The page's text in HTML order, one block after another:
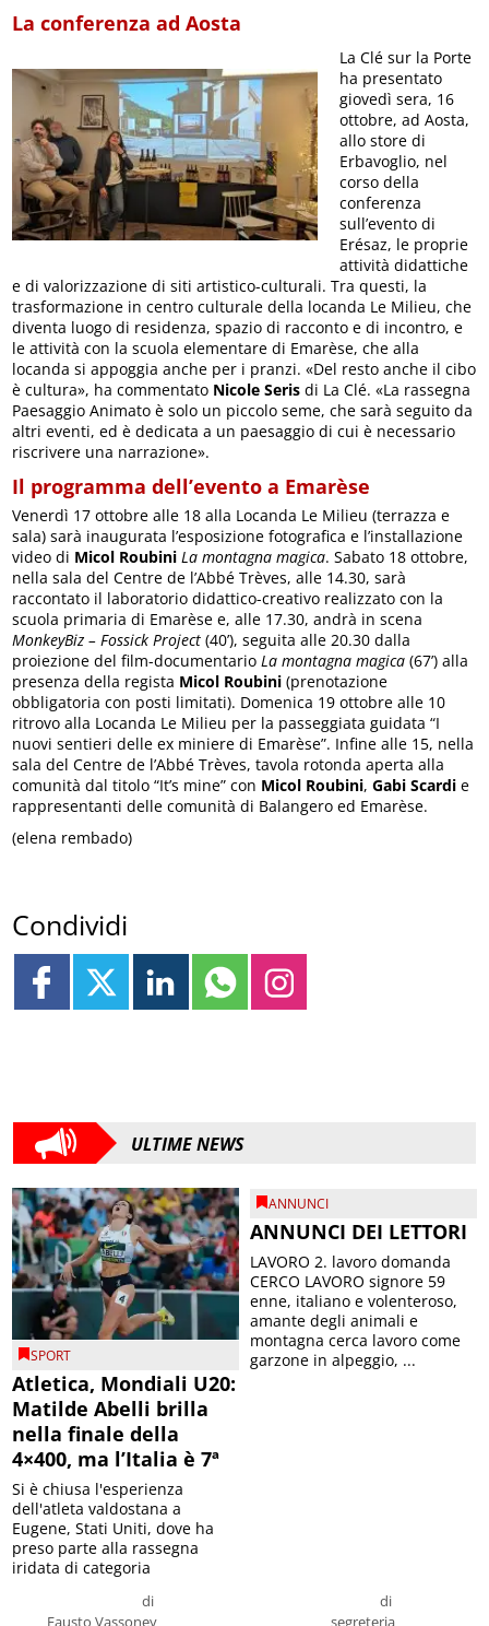
La conferenza ad Aosta
La Clé sur la Porte
ha presentato
giovedì sera, 16
ottobre, ad Aosta,
allo store di
Erbavoglio, nel
corso della
conferenza
sull’evento di
Erésaz, le proprie
attività didattiche
e di valorizzazione di siti artistico-culturali. Tra questi, la
trasformazione in centro culturale della locanda Le Milieu, che
diventa luogo di residenza, spazio di racconto e di incontro, e
le attività con la scuola elementare di Emarèse, che alla
locanda si appoggia anche per i pranzi. «Del resto anche il cibo
è cultura», ha commentato Nicole Seris di La Clé. «La rassegna
Paesaggio Animato è solo un piccolo seme, che sarà seguito da
altri eventi, ed è dedicata a un paesaggio di cui è necessario
riscrivere una narrazione».
Il programma dell’evento a Emarèse
Venerdì 17 ottobre alle 18 alla Locanda Le Milieu (terrazza e
sala) sarà inaugurata l’esposizione fotografica e l’installazione
video di Micol Roubini La montagna magica. Sabato 18 ottobre,
nella sala del Centre de l’Abbé Trèves, alle 14.30, sarà
raccontato il laboratorio didattico-creativo realizzato con la
scuola primaria di Emarèse e, alle 17.30, andrà in scena
MonkeyBiz – Fossick Project (40’), seguita alle 20.30 dalla
proiezione del film-documentario La montagna magica (67’) alla
presenza della regista Micol Roubini (prenotazione
obbligatoria con posti limitati). Domenica 19 ottobre alle 10
ritrovo alla Locanda Le Milieu per la passeggiata guidata “I
nuovi sentieri delle ex miniere di Emarèse”. Infine alle 15, nella
sala del Centre de l’Abbé Trèves, tavola rotonda aperta alla
comunità dal titolo “It’s mine” con Micol Roubini,Gabi Scardi e
rappresentanti delle comunità di Balangero ed Emarèse.
(elena rembado)
Condividi
ULTIME NEWS
SPORT
Atletica, Mondiali U20:
Matilde Abelli brilla
nella finale della
4×400, ma l’Italia è 7ª
di
Fausto Vassoney
Si è chiusa l'esperienza
dell'atleta valdostana a
Eugene, Stati Uniti, dove ha
preso parte alla rassegna
iridata di categoria
ANNUNCI
ANNUNCI DEI LETTORI
di
segreteria
LAVORO 2. lavoro domanda
CERCO LAVORO signore 59
enne, italiano e volenteroso,
amante degli animali e
montagna cerca lavoro come
garzone in alpeggio, ...